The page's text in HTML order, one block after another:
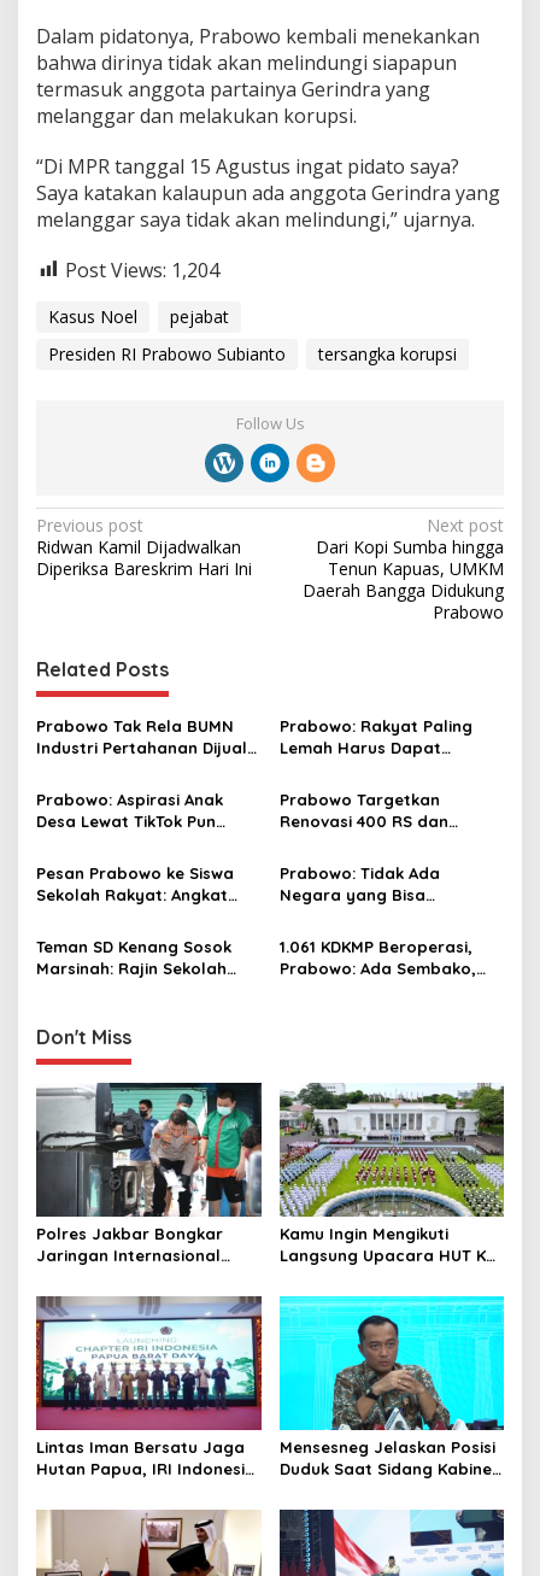
Dalam pidatonya, Prabowo kembali menekankan
bahwa dirinya tidak akan melindungi siapapun
termasuk anggota partainya Gerindra yang
melanggar dan melakukan korupsi.
“Di MPR tanggal 15 Agustus ingat pidato saya?
Saya katakan kalaupun ada anggota Gerindra yang
melanggar saya tidak akan melindungi,” ujarnya.
Post Views: 1,204
Kasus Noel
pejabat
Presiden RI Prabowo Subianto
tersangka korupsi
Follow Us
P
o
n
a
v
g
a
t
i
o
n
Previous post
Ridwan Kamil Dijadwalkan
Diperiksa Bareskrim Hari Ini
Next post
Dari Kopi Sumba hingga
Tenun Kapuas, UMKM
Daerah Bangga Didukung
Prabowo
Related Posts
Prabowo Tak Rela BUMN
Industri Pertahanan Dijual
Prabowo: Rakyat Paling
Lemah Harus Dapat
Boleh Disalahgunakan
Prabowo: Aspirasi Anak
Desa Lewat TikTok Pun
Prabowo Targetkan
Renovasi 400 RS dan
Puskesmas dalam 3 Tahun
Pesan Prabowo ke Siswa
Sekolah Rakyat: Angkat
Prabowo: Tidak Ada
Negara yang Bisa
Pangan yang
Berkesinambungan
Teman SD Kenang Sosok
Marsinah: Rajin Sekolah
1.061 KDKMP Beroperasi,
Prabowo: Ada Sembako,
Don't Miss
Polres Jakbar Bongkar
Jaringan Internasional
Narkoba, 7 Tersangka
Diringkus dan Barang Bukti
1,1 Ton Rp119 Miliar
Dimusnahkan
Kamu Ingin Mengikuti
Langsung Upacara HUT Ke-
Istana? Ini Link
Pendaftaran Resminya di
Sini
Lintas Iman Bersatu Jaga
Hutan Papua, IRI Indonesia
Barat Daya
Mensesneg Jelaskan Posisi
Duduk Saat Sidang Kabinet:
yang Perlu Dikhawatirkan